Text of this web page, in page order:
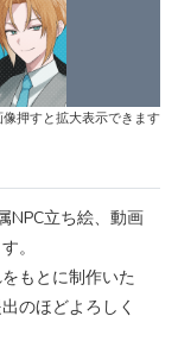
押すと拡大表示できます
NPC立ち絵、動画
。
もとに制作いた
のほどよろしく